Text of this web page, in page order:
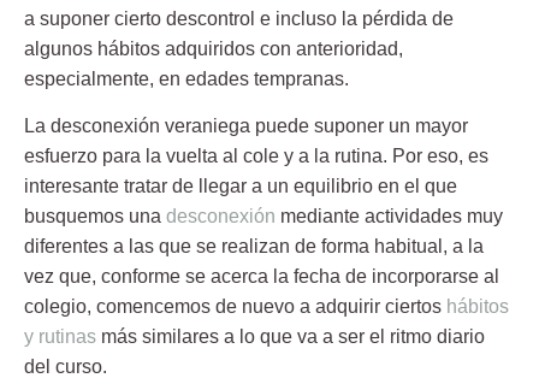
a suponer cierto descontrol e incluso la pérdida de
algunos hábitos adquiridos con anterioridad,
especialmente, en edades tempranas.
La desconexión veraniega puede suponer un mayor
esfuerzo para la vuelta al cole y a la rutina. Por eso, es
interesante tratar de llegar a un equilibrio en el que
busquemos una desconexión mediante actividades muy
diferentes a las que se realizan de forma habitual, a la
vez que, conforme se acerca la fecha de incorporarse al
colegio, comencemos de nuevo a adquirir ciertos hábitos
y rutinas más similares a lo que va a ser el ritmo diario
del curso.